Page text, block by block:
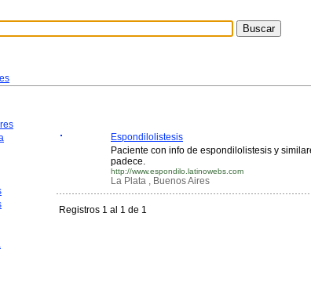
Espondilolistesis
Paciente con info de espondilolistesis y
padece.
http://www.espondilo.latinowebs.com
La Plata , Buenos Aires
Registros 1 al 1 de 1